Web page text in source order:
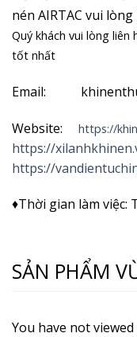
nén AIRTAC vui
Quý khách vui lòng
tốt nhất
Email:
Website: https://
https://
https://
♦Thời gian làm việc:
SẢN PHẨM
You have not